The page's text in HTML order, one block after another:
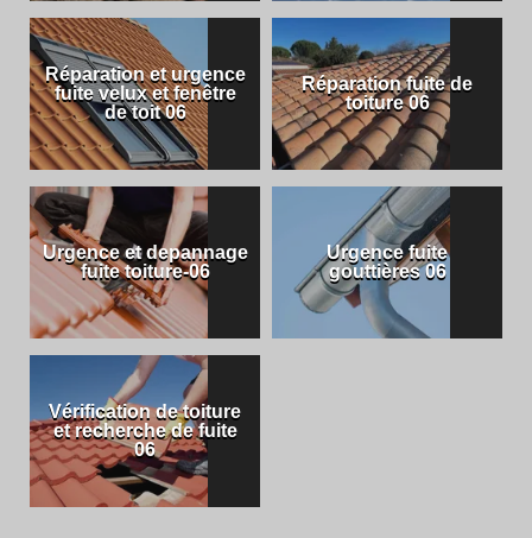
Réparation et urgence
fuite velux et fenêtre
de toit 06
Réparation fuite de
toiture 06
Urgence et depannage
fuite toiture-06
Urgence fuite
gouttières 06
Vérification de toiture
et recherche de fuite
06